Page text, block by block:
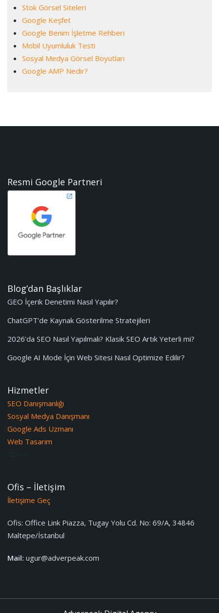
Stok Görsel Siteleri
Google Keşfet
Google Benim İşletme Rehberi
Mobil Uyumluluk Testi
Sosyal Medya Görsel Boyutları
Google AMP Nedir?
Resmi Google Partneri
Blog’dan Başlıklar
GEO İçerik Denetimi Nasıl Yapılır?
ChatGPT’de Kaynak Gösterilme Stratejileri
2026’da SEO Nasıl Yapılmalı? Klasik SEO Artık Yeterli mi?
Google AI Mode İçin Web Sitesi Nasıl Optimize Edilir?
Hizmetler
SEO Danışmanlığı
Sosyal Medya Danışmanı
Google Ads Uzmanı
Web Tasarım
Ofis – İletişim
İletişime Geç
Ofis: Office Link Piazza, Tugay Yolu Cd. No: 69/A, 34846
Maltepe/İstanbul
Mail: ugur@adverpeak.com